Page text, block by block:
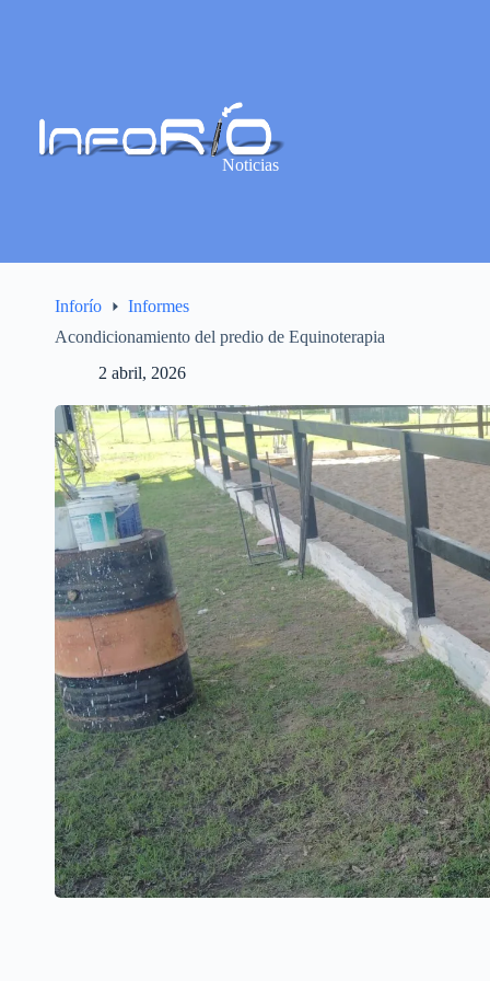
Noticias
Inforío
Informes
Acondicionamiento del predio de Equinoterapia
2 abril, 2026